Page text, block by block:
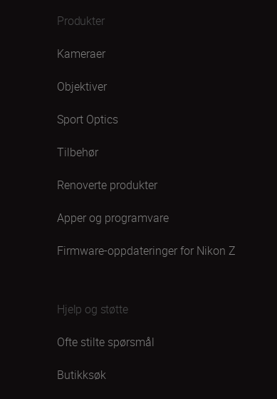
Produkter
Kameraer
Objektiver
Sport Optics
Tilbehør
Renoverte produkter
Apper og programvare
Firmware-oppdateringer for Nikon Z
Hjelp og støtte
Ofte stilte spørsmål
Butikksøk